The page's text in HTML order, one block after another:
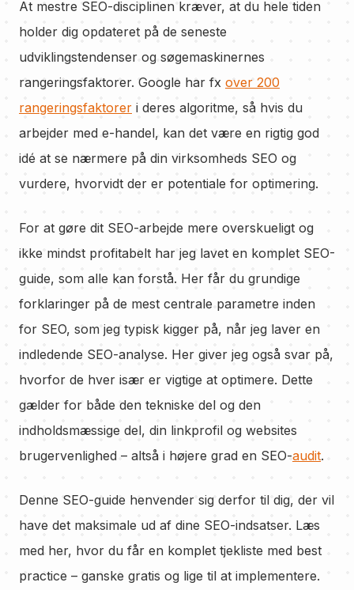
At mestre SEO-disciplinen kræver, at du hele tiden
holder dig opdateret på de seneste
udviklingstendenser og søgemaskinernes
rangeringsfaktorer. Google har fx over 200
rangeringsfaktorer i deres algoritme, så hvis du
arbejder med e-handel, kan det være en rigtig god
idé at se nærmere på din virksomheds SEO og
vurdere, hvorvidt der er potentiale for optimering.
For at gøre dit SEO-arbejde mere overskueligt og
ikke mindst profitabelt har jeg lavet en komplet SEO-
guide, som alle kan forstå. Her får du grundige
forklaringer på de mest centrale parametre inden
for SEO, som jeg typisk kigger på, når jeg laver en
indledende SEO-analyse. Her giver jeg også svar på,
hvorfor de hver især er vigtige at optimere. Dette
gælder for både den tekniske del og den
indholdsmæssige del, din linkprofil og websites
brugervenlighed – altså i højere grad en SEO-audit.
Denne SEO-guide henvender sig derfor til dig, der vil
have det maksimale ud af dine SEO-indsatser. Læs
med her, hvor du får en komplet tjekliste med best
practice – ganske gratis og lige til at implementere.